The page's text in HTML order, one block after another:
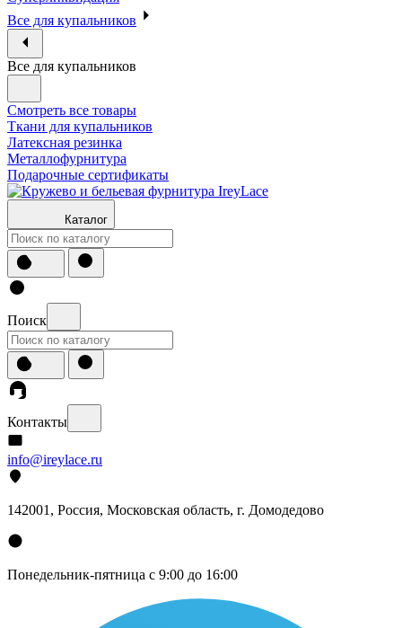
Все для купальников
Все для купальников
Смотреть все товары
Ткани для купальников
Латексная резинка
Металлофурнитура
Подарочные сертификаты
Каталог
Поиск
Контакты
info@ireylace.ru
142001 , Россия, Московская область, г. Домодедово
Понедельник-пятница с 9:00 до 16:00